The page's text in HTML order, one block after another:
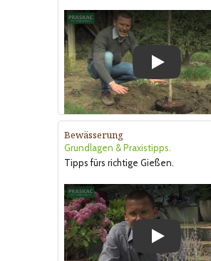
Bewässerung
Grundlagen & Praxistipps.
Tipps fürs richtige Gießen.